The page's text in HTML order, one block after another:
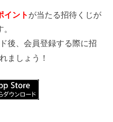
イント が当たる招待くじが
後、会員登録する際に招
ましょう！